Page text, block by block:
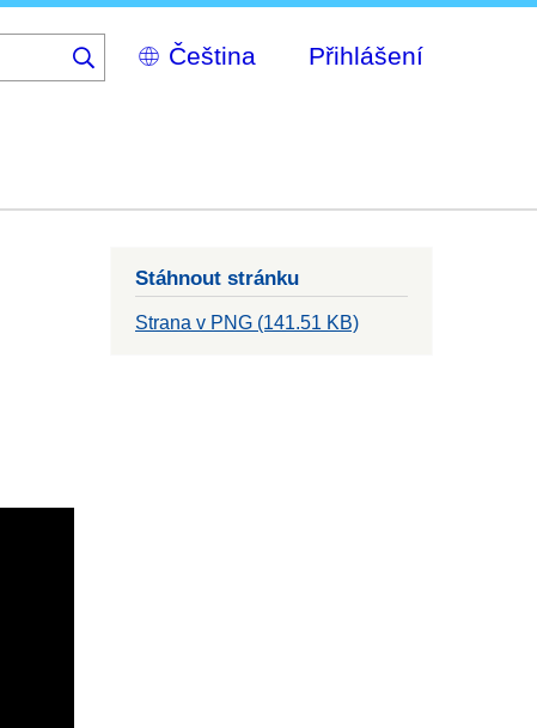
Select
your
Přihlášení
Stáhnout stránku
Strana v PNG (141.51 KB)